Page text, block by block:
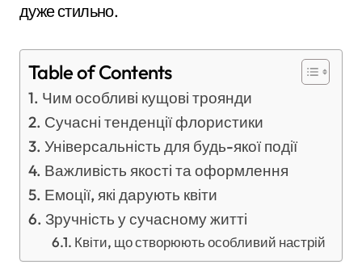
дуже стильно.
Table of Contents
Чим особливі кущові троянди
Сучасні тенденції флористики
Універсальність для будь-якої події
Важливість якості та оформлення
Емоції, які дарують квіти
Зручність у сучасному житті
Квіти, що створюють особливий настрій